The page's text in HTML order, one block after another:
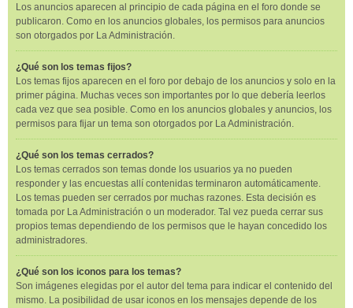
Los anuncios aparecen al principio de cada página en el foro donde se
publicaron. Como en los anuncios globales, los permisos para anuncios
son otorgados por La Administración.
¿Qué son los temas fijos?
Los temas fijos aparecen en el foro por debajo de los anuncios y solo en la
primer página. Muchas veces son importantes por lo que debería leerlos
cada vez que sea posible. Como en los anuncios globales y anuncios, los
permisos para fijar un tema son otorgados por La Administración.
¿Qué son los temas cerrados?
Los temas cerrados son temas donde los usuarios ya no pueden
responder y las encuestas allí contenidas terminaron automáticamente.
Los temas pueden ser cerrados por muchas razones. Esta decisión es
tomada por La Administración o un moderador. Tal vez pueda cerrar sus
propios temas dependiendo de los permisos que le hayan concedido los
administradores.
¿Qué son los iconos para los temas?
Son imágenes elegidas por el autor del tema para indicar el contenido del
mismo. La posibilidad de usar iconos en los mensajes depende de los